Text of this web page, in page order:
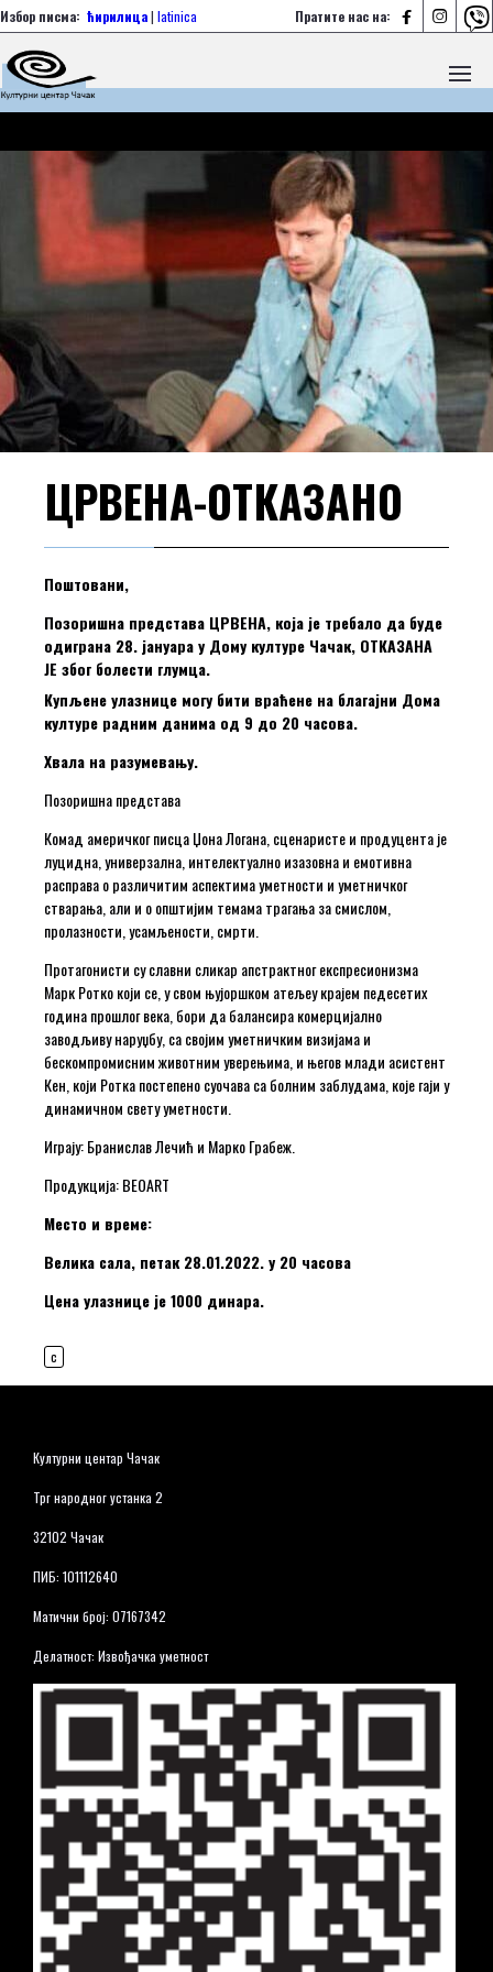
Пратите нас на:   
Избор писма: ћирилица| latinica
ЦРВЕНА-ОТКАЗАНО
Поштовани,
Позоришна представа ЦРВЕНА, која је требало да буде
одиграна 28. јануара у Дому културе Чачак, ОТКАЗАНА
ЈЕ због болести глумца.
Купљене улазнице могу бити враћене на благајни Дома
културе радним данима од 9 до 20 часова.
Хвала на разумевању.
Позоришна представа
Комад америчког писца Џона Логана, сценаристе и продуцента је
луцидна, универзална, интелектуално изазовна и емотивна
расправа о различитим аспектима уметности и уметничког
стварања, али и о општијим темама трагања за смислом,
пролазности, усамљености, смрти.
Протагонисти су славни сликар апстрактног експресионизма
Марк Ротко који се, у свом њујоршком атељеу крајем педесетих
година прошлог века, бори да балансира комерцијално
заводљиву наруџбу, са својим уметничким визијама и
бескомпромисним животним уверењима, и његов млади асистент
Кен, који Ротка постепено суочава са болним заблудама, које гаји у
динамичном свету уметности.
Играју: Бранислав Лечић и Марко Грабеж.
Продукција: BEOART
Место и време:
Велика сала, петак 28.01.2022. у 20 часова
Цена улазнице је 1000 динара.
c
Културни центар Чачак
Трг народног устанка 2
32102 Чачак
ПИБ: 101112640
Матични број: 07167342
Делатност: Извођачка уметност